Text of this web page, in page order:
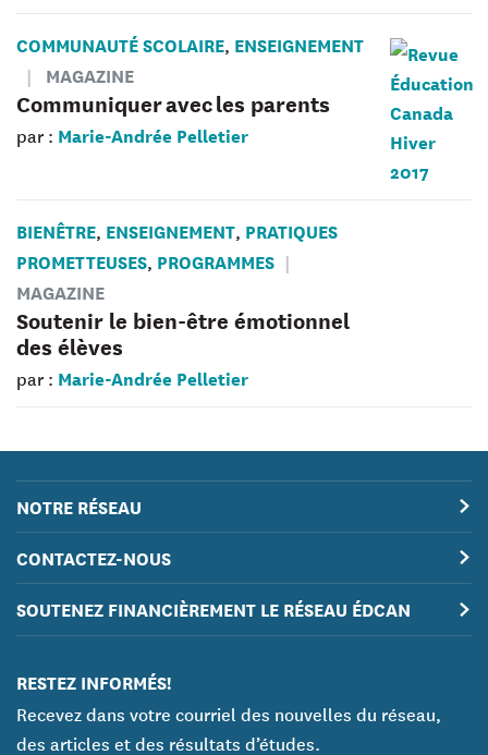
COMMUNAUTÉ SCOLAIRE, ENSEIGNEMENT
MAGAZINE
Communiquer avec les parents
par : Marie-Andrée Pelletier
BIENÊTRE, ENSEIGNEMENT, PRATIQUES
PROMETTEUSES, PROGRAMMES
MAGAZINE
Soutenir le bien-être émotionnel
des élèves
par : Marie-Andrée Pelletier
NOTRE RÉSEAU
CONTACTEZ-NOUS
SOUTENEZ FINANCIÈREMENT LE RÉSEAU ÉDCAN
RESTEZ INFORMÉS!
Recevez dans votre courriel des nouvelles du réseau,
des articles et des résultats d’études.